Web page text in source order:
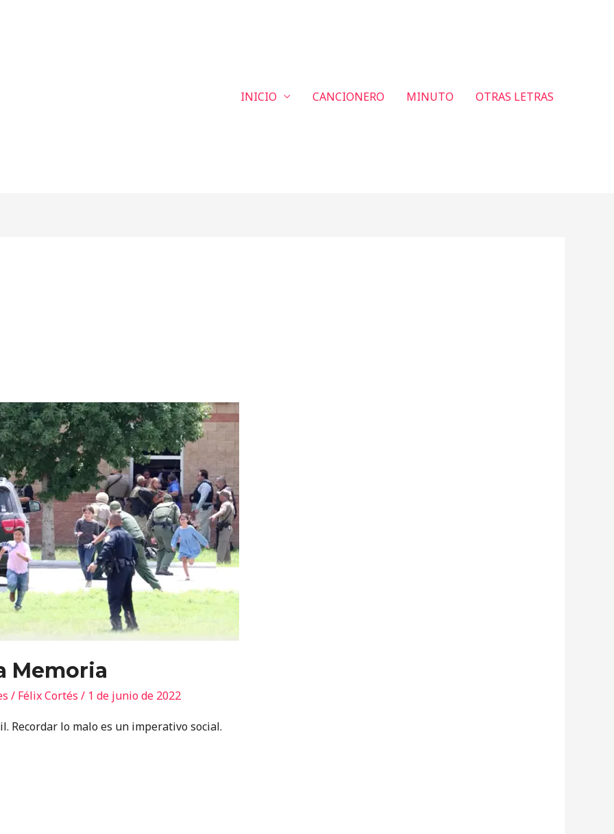
INICIO CANCIONERO MINUTO OTRAS LETRAS
Memoria
/ Félix Cortés / 1 de junio de 2022
Recordar lo malo es un imperativo social.